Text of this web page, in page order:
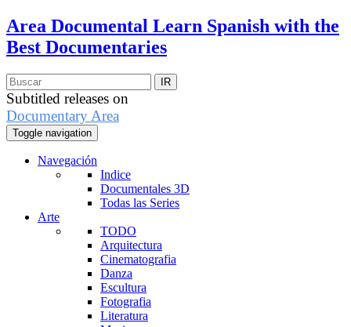
Area Documental Learn Spanish with the
Best Documentaries
Subtitled releases on
Documentary Area
Toggle navigation
Navegación
Indice
Documentales 3D
Todas las Series
Arte
TODO
Arquitectura
Cinematografia
Danza
Escultura
Fotografia
Literatura